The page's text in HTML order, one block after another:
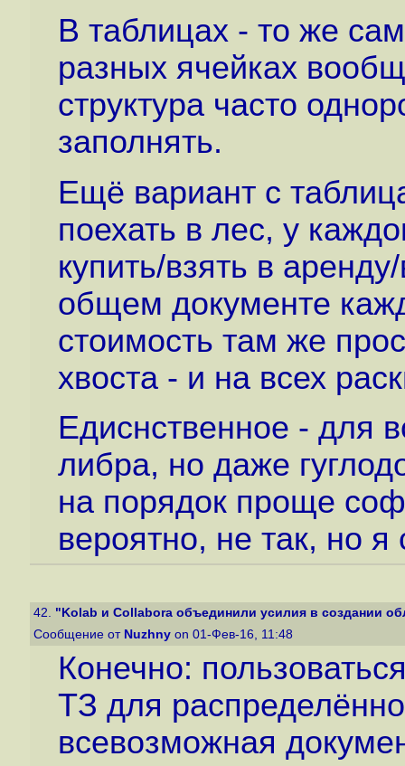
В таблицах - то же
разных ячейках
структура часто
заполнять.
Ещё вариант с
поехать в лес, у
купить/взять в
общем документе
стоимость там же
хвоста - и на всех
Едиснственное - для
либра, но даже
на порядок проще
вероятно, не так, но
42. "Kolab и Collabora объединили усилия в создании
Сообщение от Nuzhny on 01-Фев-16, 11:48
Конечно:
ТЗ для
всевозможная